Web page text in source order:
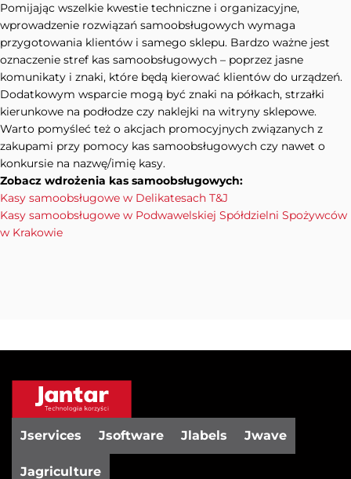
Pomijając wszelkie kwestie techniczne i organizacyjne,
wprowadzenie rozwiązań samoobsługowych wymaga
przygotowania klientów i samego sklepu. Bardzo ważne jest
oznaczenie stref kas samoobsługowych – poprzez jasne
komunikaty i znaki, które będą kierować klientów do urządzeń.
Dodatkowym wsparcie mogą być znaki na półkach, strzałki
kierunkowe na podłodze czy naklejki na witryny sklepowe.
Warto pomyśleć też o akcjach promocyjnych związanych z
zakupami przy pomocy kas samoobsługowych czy nawet o
konkursie na nazwę/imię kasy.
Zobacz wdrożenia kas samoobsługowych:
Kasy samoobsługowe w Delikatesach T&J
Kasy samoobsługowe w Podwawelskiej Spółdzielni Spożywców
w Krakowie
Jservices Jsoftware Jlabels Jwave
Jagriculture